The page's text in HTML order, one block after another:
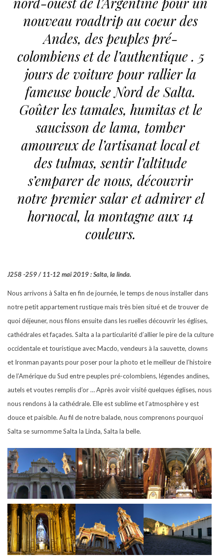
nouveau roadtrip au coeur des
Andes, des peuples pré-
colombiens et de l’authentique . 5
jours de voiture pour rallier la
fameuse boucle Nord de Salta.
Goûter les tamales, humitas et le
saucisson de lama, tomber
amoureux de l’artisanat local et
des tulmas, sentir l’altitude
s’emparer de nous, découvrir
notre premier salar et admirer el
hornocal, la montagne aux 14
couleurs.
J258 -259 / 11-12 mai 2019 : Salta, la linda.
Nous arrivons à Salta en fin de journée, le temps de nous installer dans
notre petit appartement rustique mais très bien situé et de trouver de
quoi déjeuner, nous filons ensuite dans les ruelles découvrir les églises,
cathédrales et façades. Salta a la particularité d’allier le pire de la culture
occidentale et touristique avec Macdo, vendeurs à la sauvette, clowns
et Ironman payants pour poser pour la photo et le meilleur de l’histoire
de l’Amérique du Sud entre peuples pré-colombiens, légendes andines,
autels et voutes remplis d’or … Après avoir visité quelques églises, nous
nous rendons à la cathédrale. Elle est sublime et l’atmosphère y est
douce et paisible. Au fil de notre balade, nous comprenons pourquoi
Salta se surnomme Salta la Linda, Salta la belle.